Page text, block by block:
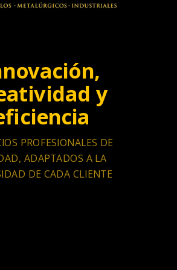
y
PROFESIONALES DE
ADAPTADOS A LA
DE CADA CLIENTE